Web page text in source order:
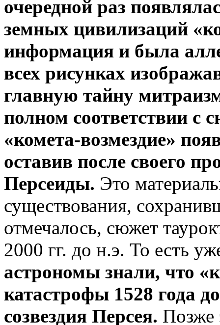
очередной раз
земных цивилизаций
информация и была
всех рисунках
главную тайну
полном соответствии с
«комета-возмездие»
оставив после своего
Персеиды. Это
существования,
отмечалось, сюжет
2000 гг. до н.э. То есть
астрономы знали, что
катастрофы 1528 года
созвездия Персея. Позже